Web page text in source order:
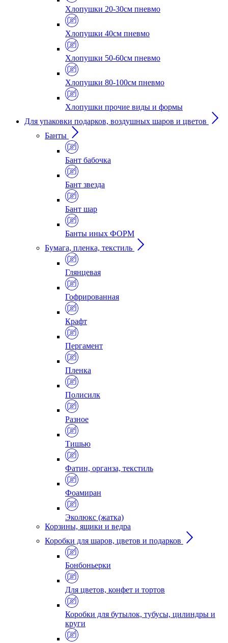
Хлопушки 20-30см пневмо
Хлопушки 40см пневмо
Хлопушки 50-60см пневмо
Хлопушки 80-100см пневмо
Хлопушки прочие виды и формы
Для упаковки подарков, воздушных шаров и цветов
Банты
Бант бабочка
Бант звезда
Бант шар
Банты иных ФОРМ
Бумага, пленка, текстиль
Глянцевая
Гофрированная
Крафт
Пергамент
Пленка
Полисилк
Разное
Тишью
Фатин, органза, текстиль
Фоамиран
Эколюкс (жатка)
Корзины, ящики и ведра
Коробки для шаров, цветов и подарков
Бонбоньерки
Для цветов, конфет и тортов
Коробки для бутылок, тубусы, цилиндры и
круги